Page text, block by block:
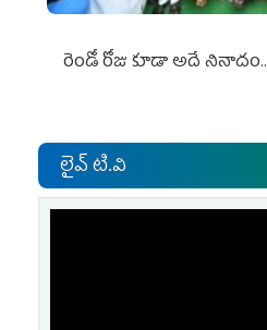
రెండో రోజు కూడా అదే నినాదం..
లైవ్ టి.వి